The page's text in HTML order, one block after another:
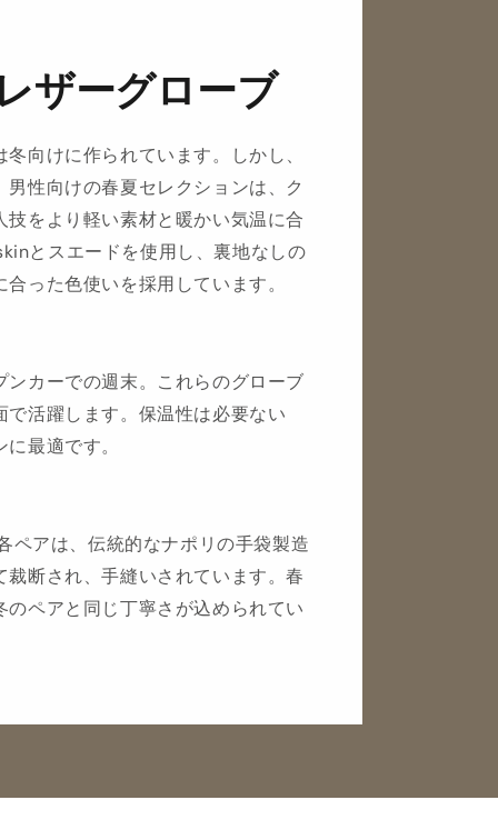
ザーグローブ
向けに作られています。しかし、
性向けの春夏セレクションは、ク
をより軽い素材と暖かい気温に合
とスエードを使用し、裏地なしの
った色使いを採用しています。
カーでの週末。これらのグローブ
活躍します。保温性は必要ない
最適です。
ペアは、伝統的なナポリの手袋製造
断され、手縫いされています。春
ペアと同じ丁寧さが込められてい